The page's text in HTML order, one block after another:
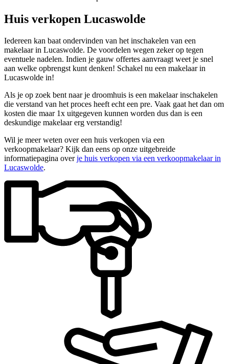
Huis verkopen Lucaswolde
Iedereen kan baat ondervinden van het inschakelen van een
makelaar in Lucaswolde. De voordelen wegen zeker op tegen
eventuele nadelen. Indien je gauw offertes aanvraagt weet je snel
aan welke opbrengst kunt denken! Schakel nu een makelaar in
Lucaswolde in!
Als je op zoek bent naar je droomhuis is een makelaar inschakelen
die verstand van het proces heeft echt een pre. Vaak gaat het dan om
kosten die maar 1x uitgegeven kunnen worden dus dan is een
deskundige makelaar erg verstandig!
Wil je meer weten over een huis verkopen via een
verkoopmakelaar? Kijk dan eens op onze uitgebreide
informatiepagina overje huis verkopen via een verkoopmakelaar in
Lucaswolde.